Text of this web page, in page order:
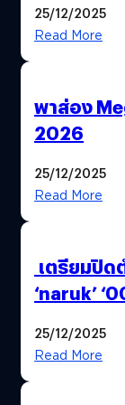
25/12/2025
Read More
พาส่อง
2026
25/12/2025
Read More
เตรียมปิด
‘naruk’
25/12/2025
Read More